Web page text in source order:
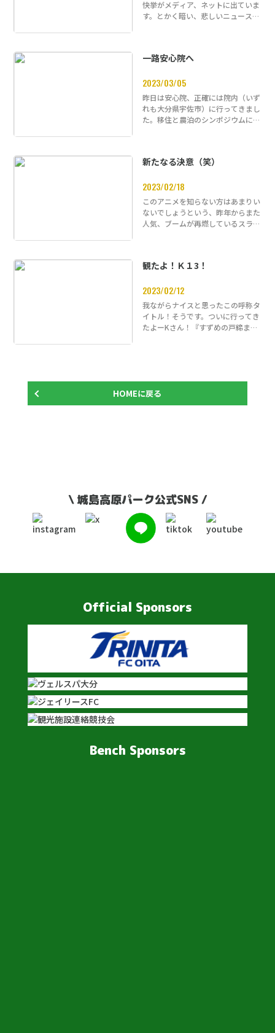
快挙がメディア、ネットに出ていま
す。とかく暗い、悲しいニュースが
一路安心院へ
2023/03/05
昨日は安心院、正確には院内（いず
れも大分県宇佐市）に行ってきまし
た。移住と農泊のシンポジウムに来
新たなる決意（笑）
2023/02/18
このアニメを知らない方はあまりい
ないでしょうという、昨年からまた
人気、ブームが再燃しているスラダ
観たよ！Ｋ１3！
2023/02/12
我ながらナイスと思ったこの呼称タ
イトル！そうです。ついに行ってき
たよーKさん！『すずめの戸締ま
HOMEに戻る
\ 城島高原パーク公式SNS /
Official Sponsors
Bench Sponsors